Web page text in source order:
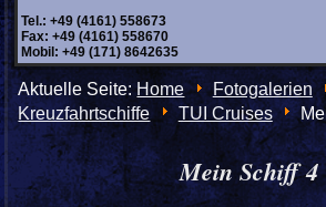
Tel.: +49 (4161) 558673
Fax: +49 (4161) 558670
Mobil: +49 (171) 8642635
Aktuelle Seite:Home Fotogalerien
Kreuzfahrtschiffe
TUI Cruises
Mein Schiff 4